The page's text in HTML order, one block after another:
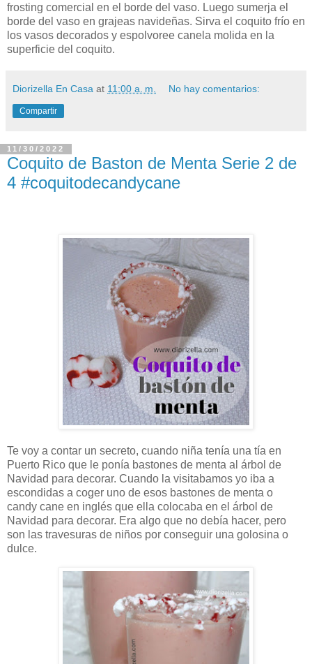
frosting comercial en el borde del vaso. Luego sumerja el
borde del vaso en grajeas navideñas. Sirva el coquito frío en
los vasos decorados y espolvoree canela molida en la
superficie del coquito.
Diorizella En Casa at 11:00 a. m. No hay comentarios:
Compartir
11/30/2022
Coquito de Baston de Menta Serie 2 de
4 #coquitodecandycane
Te voy a contar un secreto, cuando niña tenía una tía en
Puerto Rico que le ponía bastones de menta al árbol de
Navidad para decorar. Cuando la visitabamos yo iba a
escondidas a coger uno de esos bastones de menta o
candy cane en inglés que ella colocaba en el árbol de
Navidad para decorar. Era algo que no debía hacer, pero
son las travesuras de niños por conseguir una golosina o
dulce.